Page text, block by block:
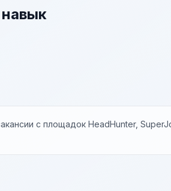
с площадок HeadHunter,